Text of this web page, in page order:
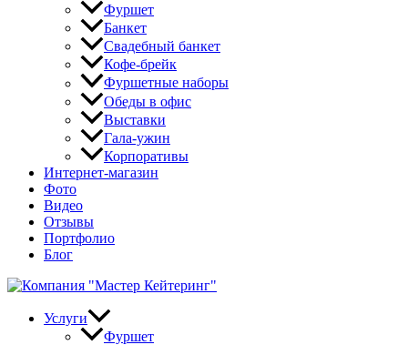
Фуршет
Банкет
Свадебный банкет
Кофе-брейк
Фуршетные наборы
Обеды в офис
Выставки
Гала-ужин
Корпоративы
Интернет-магазин
Фото
Видео
Отзывы
Портфолио
Блог
Услуги
Фуршет